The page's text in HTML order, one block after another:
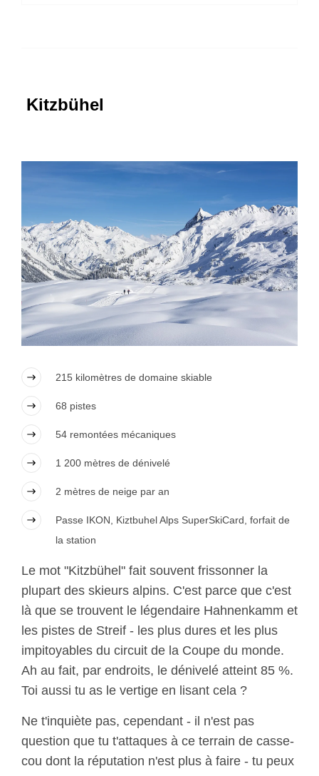
Kitzbühel
215 kilomètres de domaine skiable
68 pistes
54 remontées mécaniques
1 200 mètres de dénivelé
2 mètres de neige par an
Passe IKON, Kiztbuhel Alps SuperSkiCard, forfait de
la station
Le mot "Kitzbühel" fait souvent frissonner la
plupart des skieurs alpins. C'est parce que c'est
là que se trouvent le légendaire Hahnenkamm et
les pistes de Streif - les plus dures et les plus
impitoyables du circuit de la Coupe du monde.
Ah au fait, par endroits, le dénivelé atteint 85 %.
Toi aussi tu as le vertige en lisant cela ?
Ne t'inquiète pas, cependant - il n'est pas
question que tu t'attaques à ce terrain de casse-
cou dont la réputation n'est plus à faire - tu peux